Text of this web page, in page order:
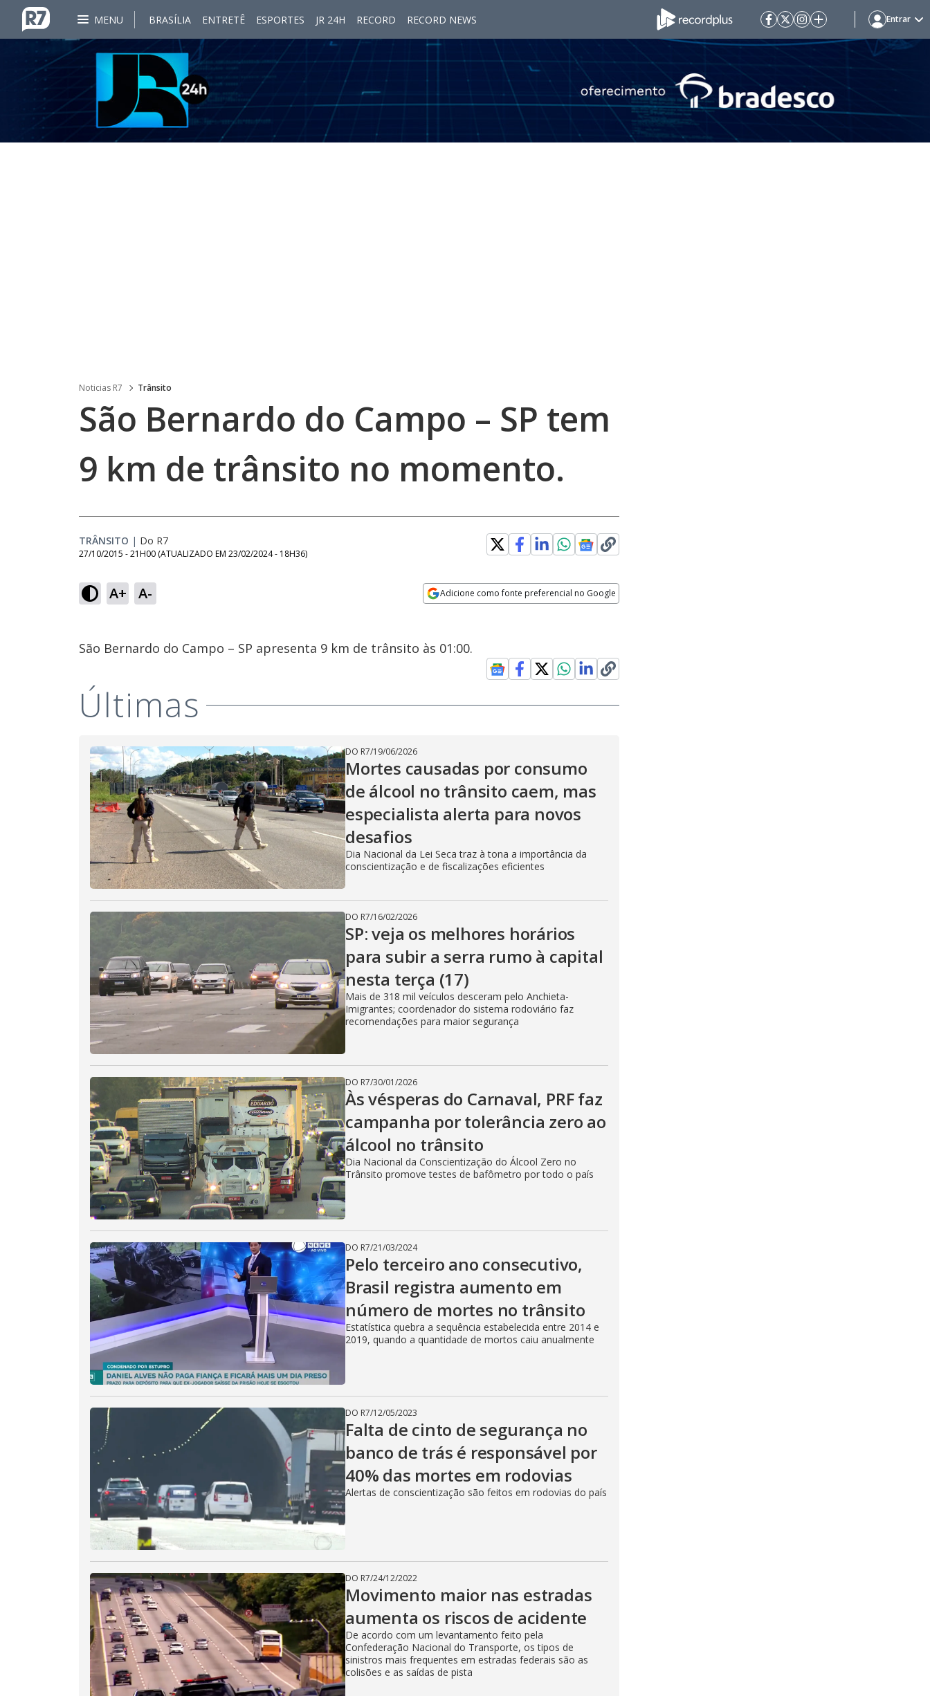
MENU BRASÍLIA ENTRETÊ ESPORTES JR 24H RECORD RECORD NEWS Entrar
Noticias R7 Trânsito
São Bernardo do Campo – SP tem
9 km de trânsito no momento.
TRÂNSITO | Do R7
27/10/2015 - 21H00 (ATUALIZADO EM 23/02/2024 - 18H36)
A+ A- Adicione como fonte preferencial no Google
São Bernardo do Campo – SP apresenta 9 km de trânsito às 01:00.
Últimas
DO R7/19/06/2026
Mortes causadas por consumo
de álcool no trânsito caem, mas
especialista alerta para novos
desafios
Dia Nacional da Lei Seca traz à tona a importância da
conscientização e de fiscalizações eficientes
DO R7/16/02/2026
SP: veja os melhores horários
para subir a serra rumo à capital
nesta terça (17)
Mais de 318 mil veículos desceram pelo Anchieta-
Imigrantes; coordenador do sistema rodoviário faz
recomendações para maior segurança
DO R7/30/01/2026
Às vésperas do Carnaval, PRF faz
campanha por tolerância zero ao
álcool no trânsito
Dia Nacional da Conscientização do Álcool Zero no
Trânsito promove testes de bafômetro por todo o país
DO R7/21/03/2024
Pelo terceiro ano consecutivo,
Brasil registra aumento em
número de mortes no trânsito
Estatística quebra a sequência estabelecida entre 2014 e
2019, quando a quantidade de mortos caiu anualmente
DO R7/12/05/2023
Falta de cinto de segurança no
banco de trás é responsável por
40% das mortes em rodovias
Alertas de conscientização são feitos em rodovias do país
DO R7/24/12/2022
Movimento maior nas estradas
aumenta os riscos de acidente
De acordo com um levantamento feito pela
Confederação Nacional do Transporte, os tipos de
sinistros mais frequentes em estradas federais são as
colisões e as saídas de pista